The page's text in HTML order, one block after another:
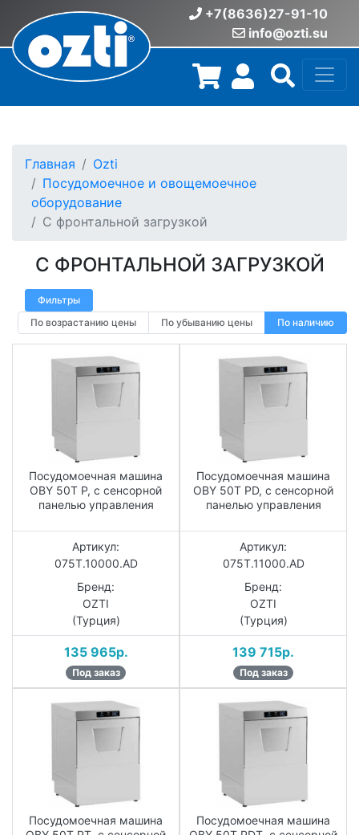
+7(8636)27-91-10
info@ozti.su
Главная
Ozti
Посудомоечное и овощемоечное
оборудование
С фронтальной загрузкой
С ФРОНТАЛЬНОЙ ЗАГРУЗКОЙ
Фильтры
По возрастанию цены
По убыванию цены По наличию
Посудомоечная машина
OBY 50T P, с сенсорной
панелью управления
Артикул:
075T.10000.AD
Бренд:
OZTI
(Турция)
135 965р.
Под заказ
Посудомоечная машина
OBY 50T PD, с сенсорной
панелью управления
Артикул:
075T.11000.AD
Бренд:
OZTI
(Турция)
139 715р.
Под заказ
Посудомоечная машина
Посудомоечная машина